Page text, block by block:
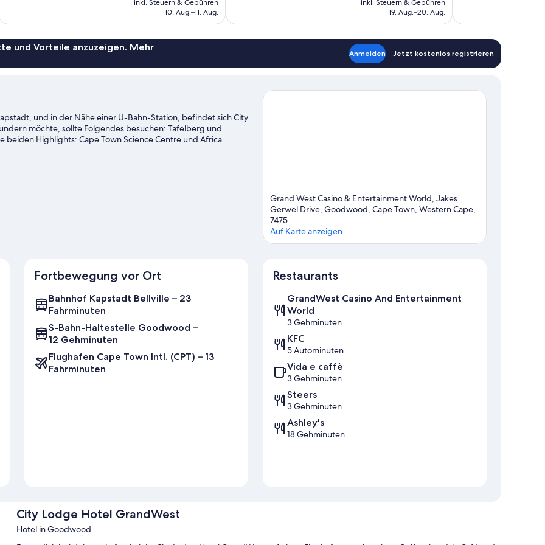
beträgt
inkl. Steuern & Gebühren
10. Aug.–11. Aug.
beträgt
inkl. Steuern & Gebühren
19. Aug.–20. Aug.
und Vorteile anzuzeigen. Mehr
Anmelden Jetzt kostenlos registrieren
und in der Nähe einer U-Bahn-Station, befindet sich City
möchte, sollte Folgendes besuchen: Tafelberg und
beiden Highlights: Cape Town Science Centre und Africa
Grand West Casino & Entertainment World, Jakes
Gerwel Drive, Goodwood, Cape Town, Western Cape,
7475
Auf Karte anzeigen
Fortbewegung vor Ort
Bahnhof Kapstadt Bellville – 23
Fahrminuten
S-Bahn-Haltestelle Goodwood –
12 Gehminuten
Flughafen Cape Town Intl. (CPT) – 13
Fahrminuten
Restaurants
GrandWest Casino And Entertainment
World
3 Gehminuten
KFC
5 Autominuten
Vida e caffè
3 Gehminuten
Steers
3 Gehminuten
Ashley's
18 Gehminuten
City Lodge Hotel GrandWest
Hotel in Goodwood